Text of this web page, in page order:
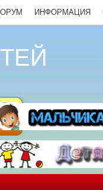
ИНФОРМАЦИЯ